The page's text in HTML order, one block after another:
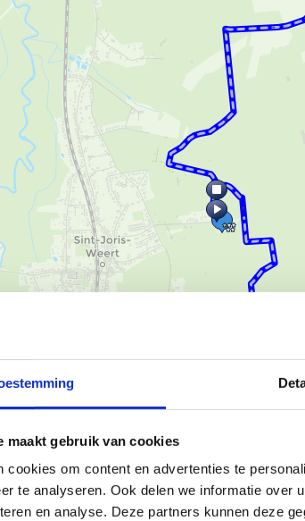
maakt gebruik van cookies
cookies om content en advertenties te
te analyseren. Ook delen we informatie over
en analyse. Deze partners kunnen deze
onthaalzone De Speelberg in Sint-Joris-Weert
afstanden (4,8 km - 7,9 km - 15,2 km) en
bosgebieden van Vlaanderen. Het